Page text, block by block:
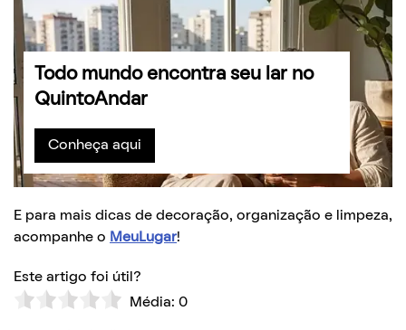
Todo mundo encontra seu lar no
QuintoAndar
Conheça aqui
E para mais dicas de decoração, organização e limpeza,
acompanhe o MeuLugar!
Este artigo foi útil?
Média: 0